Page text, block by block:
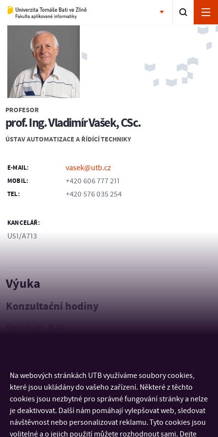
PROFESOR
prof. Ing. Vladimír Vašek, CSc.
ÚSTAV AUTOMATIZACE A ŘÍDÍCÍ TECHNIKY
E-MAIL: vasek@utb.cz
MOBIL: +420 606 777 211
TEL: +420 576 035 254
KANCELÁŘ:
U51/A713
Výuka
Konzultační hodiny
KONTAKT
DŮLEŽITÉ INFORMACE
Na webových stránkách UTB využíváme soubory cookies,
které jsou ukládány do vašeho zařízení. Některé z těchto
cookies jsou nezbytné pro správné fungování stránky a nelze
je deaktivovat. Další nám pomáhají vylepšovat web, sledovat
návštěvnost nebo personalizovat reklamu. Tyto cookies jsou
volitelné a o jejich použití můžete rozhodnout sami. Dejte